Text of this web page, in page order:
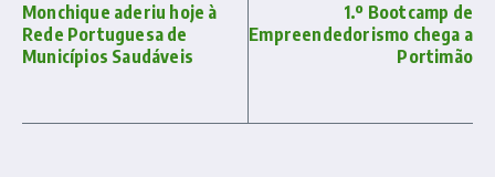
Monchique aderiu hoje à
Rede Portuguesa de
Municípios Saudáveis
1.º Bootcamp de
Empreendedorismo chega a
Portimão